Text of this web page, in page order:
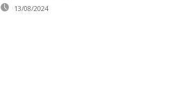
13/08/2024